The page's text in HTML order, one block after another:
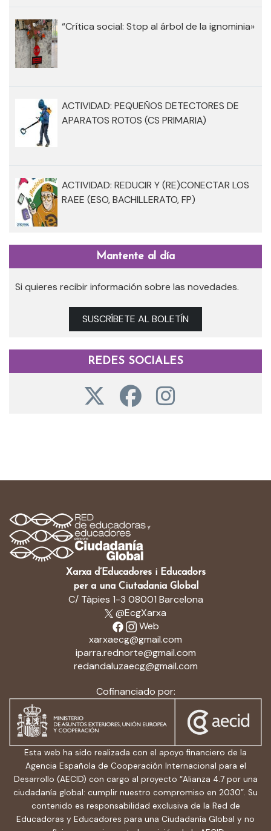
“Crítica social: Stop al árbol de la ignominia»
ACTIVIDAD: PEQUEÑOS DETECTORES DE
APARATOS ROTOS (CS PRIMARIA)
ACTIVIDAD: REDUCIR Y (RE)CONECTAR LOS
RAEE (ESO, BACHILLERATO, FP)
Mantente al día
Si quieres recibir información sobre las novedades.
SUSCRÍBETE AL BOLETÍN
REDES SOCIALES
Xarxa d’Educadores i Educadors
per a una Ciutadania Global
C/ Tàpies 1-3 08001 Barcelona
@EcgXarxa
Web
xarxaecg@gmail.com
iparra.rednorte@gmail.com
redandaluzaecg@gmail.com
Cofinanciado por:
Esta web ha sido realizada con el apoyo financiero de la
Agencia Española de Cooperación Internacional para el
Desarrollo (AECID) con cargo al proyecto “Alianza 4.7 por una
ciudadanía global: cumplir nuestro compromiso en 2030”. Su
contenido es responsabilidad exclusiva de la Red de
Educadoras y Educadores para una Ciudadanía Global y no